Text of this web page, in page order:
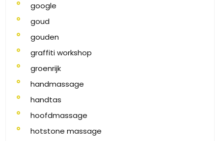
google
goud
gouden
graffiti workshop
groenrijk
handmassage
handtas
hoofdmassage
hotstone massage